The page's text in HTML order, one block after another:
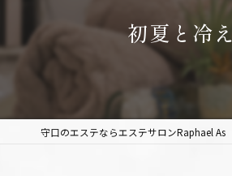
初夏と冷え